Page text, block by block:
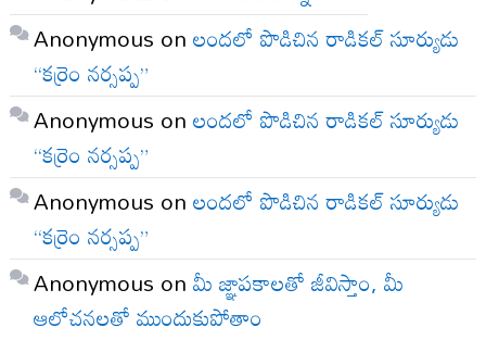
Anonymous onలందలో పొడిచిన రాడికల్ సూర్యుడు
“కర్రెం నర్సప్ప”
Anonymous onలందలో పొడిచిన రాడికల్ సూర్యుడు
“కర్రెం నర్సప్ప”
Anonymous onలందలో పొడిచిన రాడికల్ సూర్యుడు
“కర్రెం నర్సప్ప”
Anonymous onమీ జ్ఞాపకాలతో జీవిస్తాం, మీ
ఆలోచనలతో ముందుకుపోతాం